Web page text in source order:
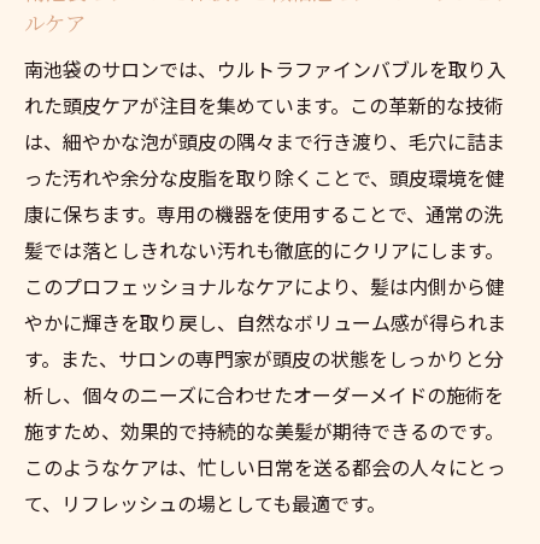
ルケア
南池袋のサロンでは、ウルトラファインバブルを取り入
れた頭皮ケアが注目を集めています。この革新的な技術
は、細やかな泡が頭皮の隅々まで行き渡り、毛穴に詰ま
った汚れや余分な皮脂を取り除くことで、頭皮環境を健
康に保ちます。専用の機器を使用することで、通常の洗
髪では落としきれない汚れも徹底的にクリアにします。
このプロフェッショナルなケアにより、髪は内側から健
やかに輝きを取り戻し、自然なボリューム感が得られま
す。また、サロンの専門家が頭皮の状態をしっかりと分
析し、個々のニーズに合わせたオーダーメイドの施術を
施すため、効果的で持続的な美髪が期待できるのです。
このようなケアは、忙しい日常を送る都会の人々にとっ
て、リフレッシュの場としても最適です。